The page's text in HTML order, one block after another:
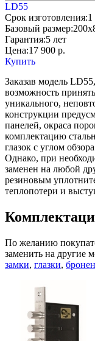
LD55
Срок изготовления:1
Базовый размер:
Гарантия:5 лет
Цена:17 900 р.
Купить
Заказав модель
возможность
уникального,
конструкции
панелей, окраса
комплектацию
глазок с углом
Однако, при
заменен на любой
резиновым
теплопотери и
По желанию
заменить на другие
замки, глазки,